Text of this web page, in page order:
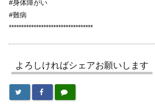
#身体障がい
#難病
**********************************
よろしければシェアお願いします